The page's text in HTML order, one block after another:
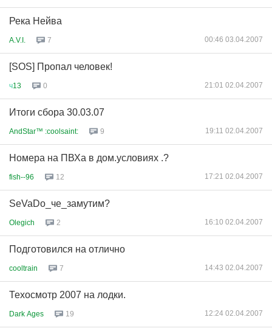
Река Нейва
A.V.I. 7 00:46 03.04.2007
[SOS] Пропал человек!
ч13 0 21:01 02.04.2007
Итоги сбора 30.03.07
AndStar™ :coolsaint: 9 19:11 02.04.2007
Номера на ПВХа в дом.условиях .?
fish--96 12 17:21 02.04.2007
SeVaDo_че_замутим?
Olegich 2 16:10 02.04.2007
Подготовился на отлично
cooltrain 7 14:43 02.04.2007
Техосмотр 2007 на лодки.
Dark Ages 19 12:24 02.04.2007